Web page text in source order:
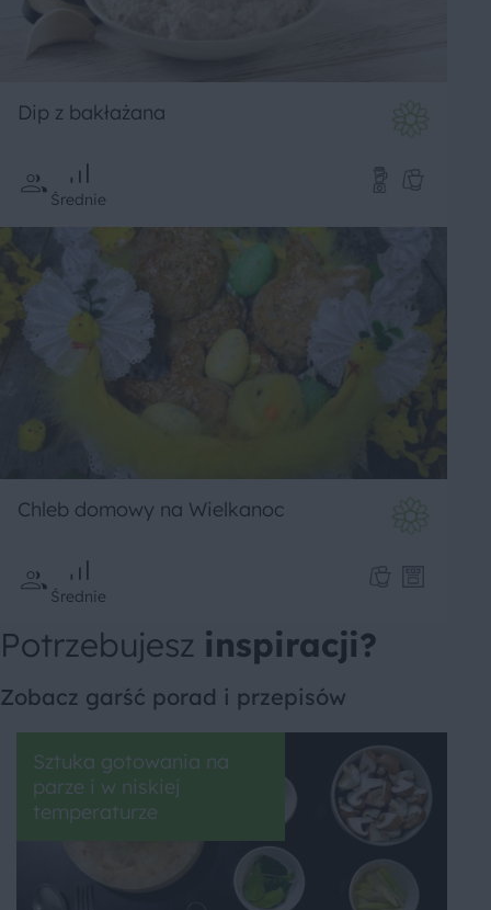
Dip z bakłażana
Średnie
Chleb domowy na Wielkanoc
Średnie
Potrzebujesz inspiracji?
Zobacz garść porad i przepisów
Sztuka gotowania na
parze i w niskiej
temperaturze